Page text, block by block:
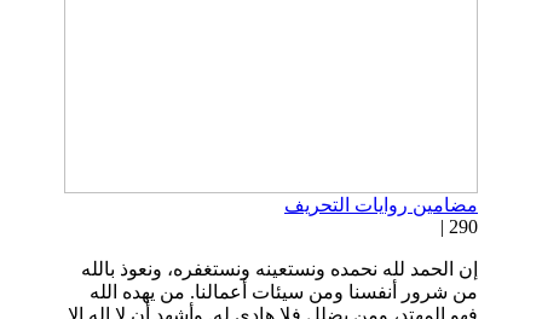
مضامين روايات التحريف
290 |
إن الحمد لله نحمده ونستعينه ونستغفره، ونعوذ بالله
من شرور أنفسنا ومن سيئات أعمالنا. من يهده الله